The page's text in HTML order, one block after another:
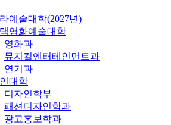
예술대학(2027년)
영화예술대학
영화과
뮤지컬엔터테인먼트과
연기과
대학
디자인학부
패션디자인학과
광고홍보학과